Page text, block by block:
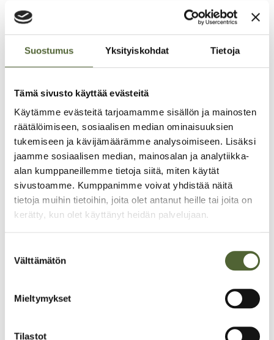
Suostumus Yksityiskohdat Tietoja
Tämä sivusto käyttää evästeitä
Käytämme evästeitä tarjoamamme sisällön ja mainosten
räätälöimiseen, sosiaalisen median ominaisuuksien
tukemiseen ja kävijämäärämme analysoimiseen. Lisäksi
jaamme sosiaalisen median, mainosalan ja analytiikka-
alan kumppaneillemme tietoja siitä, miten käytät
sivustoamme. Kumppanimme voivat yhdistää näitä
tietoja muihin tietoihin, joita olet antanut heille tai joita on
kerätty, kun olet käyttänyt heidän palvelujaan.
Välttämätön
Mieltymykset
Tilastot
In the sum­mer, next to the cara­van area is loca­
ted the Tapio­land inland swim­ming pool. The
tic­kets can be purc­ha­sed at the gate for xxx
eur/person, incl. sau­na and swim­ming. The tic­
ket is valid all day.
Tic­ket pac­ka­ges are also available.
Book now